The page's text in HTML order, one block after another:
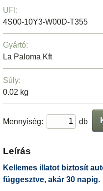
UFI:
4S00-10Y3-W00D-T355
Gyártó:
La Paloma Kft
Súly:
0.02 kg
Mennyiség: db
Leírás
Kellemes illatot biztosít
függesztve, akár 30 napig.